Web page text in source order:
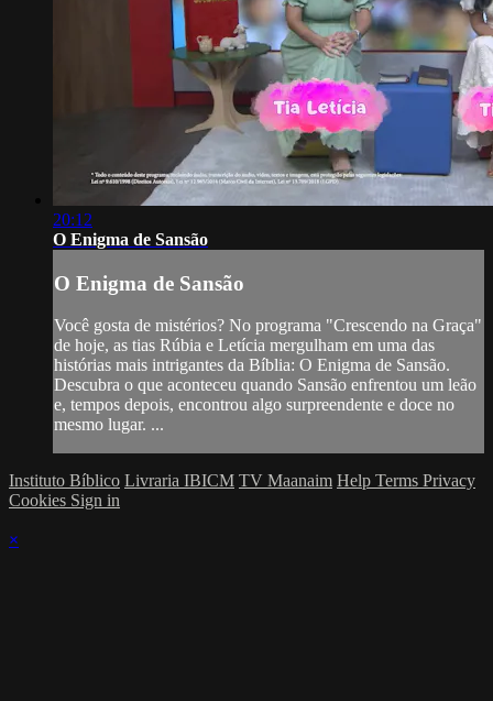
20:12
O Enigma de Sansão
O Enigma de Sansão
Você gosta de mistérios? No programa "Crescendo na Graça"
de hoje, as tias Rúbia e Letícia mergulham em uma das
histórias mais intrigantes da Bíblia: O Enigma de Sansão.
Descubra o que aconteceu quando Sansão enfrentou um leão
e, tempos depois, encontrou algo surpreendente e doce no
mesmo lugar. ...
Instituto Bíblico Livraria IBICM TV Maanaim Help Terms Privacy
Cookies Sign in
×